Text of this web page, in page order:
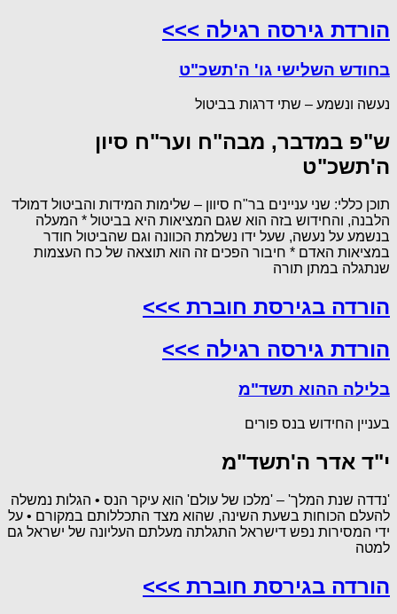
הורדת גירסה רגילה >>>
בחודש השלישי גו' ה'תשכ"ט
נעשה ונשמע – שתי דרגות בביטול
ש"פ במדבר, מבה"ח וער"ח סיון
ה'תשכ"ט
תוכן כללי: שני עניינים בר"ח סיוון – שלימות המידות והביטול דמולד
הלבנה, והחידוש בזה הוא שגם המציאות היא בביטול * המעלה
בנשמע על נעשה, שעל ידו נשלמת הכוונה וגם שהביטול חודר
במציאות האדם * חיבור הפכים זה הוא תוצאה של כח העצמות
שנתגלה במתן תורה
הורדה בגירסת חוברת >>>
הורדת גירסה רגילה >>>
בלילה ההוא תשד"מ
בעניין החידוש בנס פורים
י"ד אדר ה'תשד"מ
'נדדה שנת המלך' – 'מלכו של עולם' הוא עיקר הנס • הגלות נמשלה
להעלם הכוחות בשעת השינה, שהוא מצד התכללותם במקורם • על
ידי המסירות נפש דישראל התגלתה מעלתם העליונה של ישראל גם
למטה
הורדה בגירסת חוברת >>>